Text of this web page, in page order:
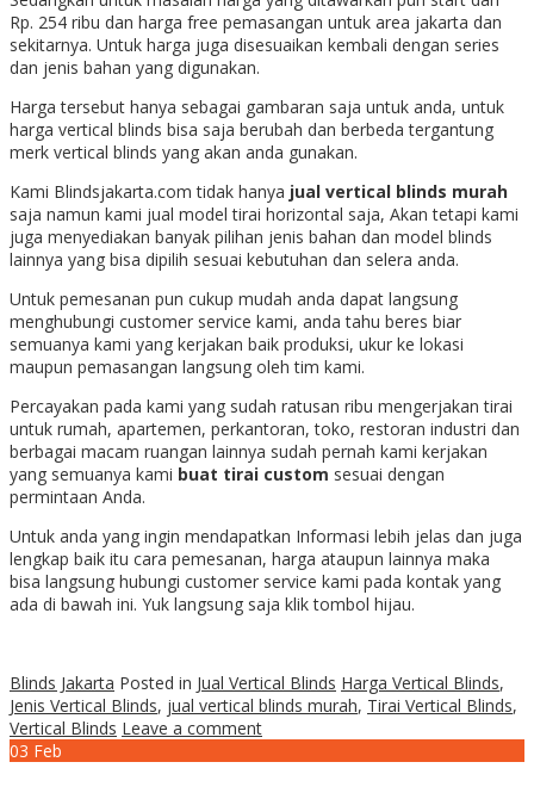
Rp. 254 ribu dan harga free pemasangan untuk area jakarta dan
sekitarnya. Untuk harga juga disesuaikan kembali dengan series
dan jenis bahan yang digunakan.
Harga tersebut hanya sebagai gambaran saja untuk anda, untuk
harga vertical blinds bisa saja berubah dan berbeda tergantung
merk vertical blinds yang akan anda gunakan.
Kami Blindsjakarta.com tidak hanya jual vertical blinds murah
saja namun kami jual model tirai horizontal saja, Akan tetapi kami
juga menyediakan banyak pilihan jenis bahan dan model blinds
lainnya yang bisa dipilih sesuai kebutuhan dan selera anda.
Untuk pemesanan pun cukup mudah anda dapat langsung
menghubungi customer service kami, anda tahu beres biar
semuanya kami yang kerjakan baik produksi, ukur ke lokasi
maupun pemasangan langsung oleh tim kami.
Percayakan pada kami yang sudah ratusan ribu mengerjakan tirai
untuk rumah, apartemen, perkantoran, toko, restoran industri dan
berbagai macam ruangan lainnya sudah pernah kami kerjakan
yang semuanya kami buat tirai custom sesuai dengan
permintaan Anda.
Untuk anda yang ingin mendapatkan Informasi lebih jelas dan juga
lengkap baik itu cara pemesanan, harga ataupun lainnya maka
bisa langsung hubungi customer service kami pada kontak yang
ada di bawah ini. Yuk langsung saja klik tombol hijau.
Blinds Jakarta Posted in Jual Vertical Blinds Harga Vertical Blinds,
Jenis Vertical Blinds, jual vertical blinds murah, Tirai Vertical Blinds,
Vertical Blinds Leave a comment
03 Feb